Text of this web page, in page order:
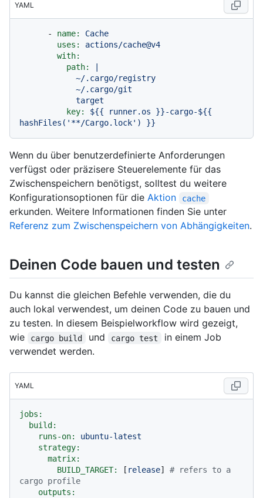
YAML
- name:
Cache
uses:
actions/cache@v4
with:
path:
key:
${{ runner.os
}}-cargo-${{
hashFiles('**/Cargo.lock')
}}
Wenn du über benutzerdefinierte Anforderungen
verfügst oder präzisere Steuerelemente für das
Zwischenspeichern benötigst, solltest du weitere
Konfigurationsoptionen für die Aktion cache
erkunden. Weitere Informationen finden Sie unter
Referenz zum Zwischenspeichern von Abhängigkeiten.
Deinen Code bauen und testen
Du kannst die gleichen Befehle verwenden, die du
auch lokal verwendest, um deinen Code zu bauen und
zu testen. In diesem Beispielworkflow wird gezeigt,
wie
cargo build und cargo test
in einem Job
verwendet werden.
YAML
jobs:
build:
runs-on:
ubuntu-latest
strategy:
matrix:
BUILD_TARGET:
[ release] # refers to a
cargo profile
outputs: